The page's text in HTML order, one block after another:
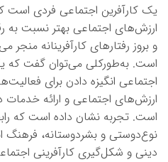
یک کارآفرین اجتماعی فردی است
ارزش‌های اجتماعی بهتر نسبت به
و بروز رفتارهای کارآفرینانه
است. به‌طورکلی می‌توان گفت که
اجتماعی انگیزه دادن برای
ارزش‌های اجتماعی و ارائه خدمات
است. تجربه نشان داده است که
نوع‌دوستی و بشردوستانه، فرهنگ
دینی و شکل‌گیری کارآفرینی